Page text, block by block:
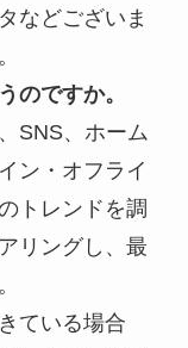
などございま
のですか。
SNS、ホーム
ン・オフライ
トレンドを調
リングし、最
ている場合